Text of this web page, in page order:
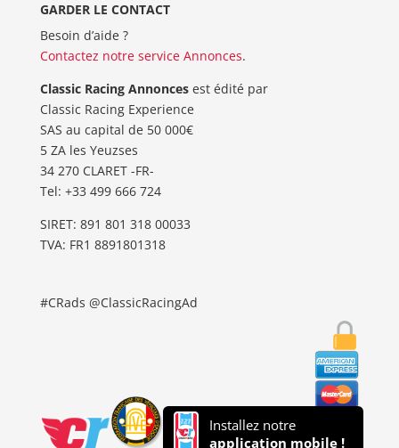
GARDER LE CONTACT
Besoin d’aide ?
Contactez notre service Annonces.
Classic Racing Annoncesest édité par
Classic Racing Experience
SAS au capital de 50 000€
5 ZA les Yeuzses
34 270 CLARET -FR-
Tel: ‭+33 499 666 724‬
SIRET: 891 801 318 00033
TVA: FR1 8891801318
#CRads @ClassicRacingAd
Installez notre
application mobile !